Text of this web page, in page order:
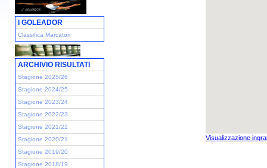
I GOLEADOR
Classifica Marcatori
ARCHIVIO RISULTATI
Stagione 2025/26
Stagione 2024/25
Stagione 2023/24
Stagione 2022/23
Stagione 2021/22
Stagione 2020/21
Stagione 2019/20
Stagione 2018/19
Visualizzazione